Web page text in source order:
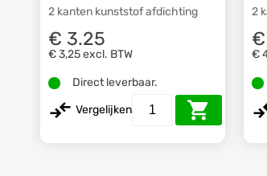
2 kanten kunststof afdichting
€ 3.25
€ 3,25excl. BTW
Direct leverbaar.
Vergelijken
2
€